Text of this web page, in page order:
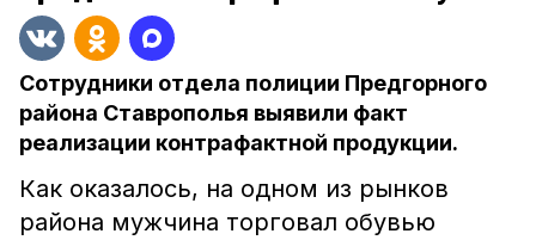
Сотрудники отдела полиции Предгорного
района Ставрополья выявили факт
реализации контрафактной продукции.
Как оказалось, на одном из рынков
района мужчина торговал обувью